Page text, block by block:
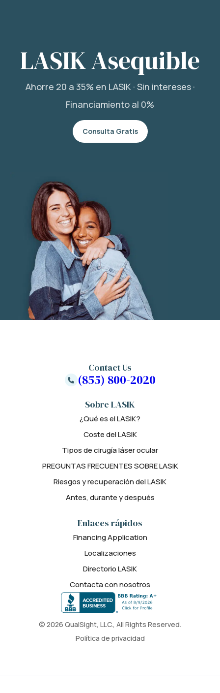
LASIK Asequible
Ahorre 20 a 35% en LASIK · Sin intereses ·
Financiamiento al 0%
Consulta Gratis
© 2026 QualSight, LLC., All Rights Reserved.
Política de privacidad
Sobre LASIK
¿Qué es el LASIK?
Coste del LASIK
Tipos de cirugía láser ocular
PREGUNTAS FRECUENTES SOBRE LASIK
Riesgos y recuperación del LASIK
Antes, durante y después
Enlaces rápidos
Financing Application
Localizaciones
Directorio LASIK
Contacta con nosotros
Contact Us
(855) 800-2020